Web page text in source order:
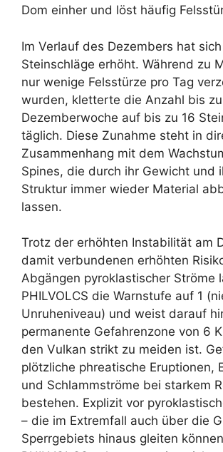
Dom einher und löst häufig
Im Verlauf des Dezembers hat
Steinschläge erhöht. Während zu
nur wenige Felsstürze pro Tag
wurden, kletterte die Anzahl bis
Dezemberwoche auf bis zu 16
täglich. Diese Zunahme steht in
Zusammenhang mit dem
Spines, die durch ihr Gewicht und
Struktur immer wieder Material
lassen.
Trotz der erhöhten Instabilität am
damit verbundenen erhöhten
Abgängen pyroklastischer Ströme
PHILVOLCS die Warnstufe auf 1
Unruheniveau) und weist darauf
permanente Gefahrenzone von 6
den Vulkan strikt zu meiden ist.
plötzliche phreatische Eruptionen,
und Schlammströme bei starkem
bestehen. Explizit vor
– die im Extremfall auch über die
Sperrgebiets hinaus gleiten